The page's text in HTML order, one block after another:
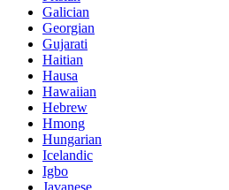
Galician
Georgian
Gujarati
Haitian
Hausa
Hawaiian
Hebrew
Hmong
Hungarian
Icelandic
Igbo
Javanese